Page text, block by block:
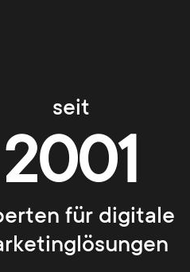
seit
2001
für digitale